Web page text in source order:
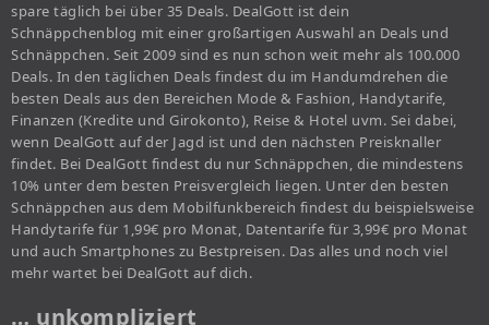
spare täglich bei über 35 Deals. DealGott ist dein
Schnäppchenblog mit einer großartigen Auswahl an Deals und
Schnäppchen. Seit 2009 sind es nun schon weit mehr als 100.000
Deals. In den täglichen Deals findest du im Handumdrehen die
besten Deals aus den Bereichen Mode & Fashion, Handytarife,
Finanzen (Kredite und Girokonto), Reise & Hotel uvm. Sei dabei,
wenn DealGott auf der Jagd ist und den nächsten Preisknaller
findet. Bei DealGott findest du nur Schnäppchen, die mindestens
10% unter dem besten Preisvergleich liegen. Unter den besten
Schnäppchen aus dem Mobilfunkbereich findest du beispielsweise
Handytarife für 1,99€ pro Monat, Datentarife für 3,99€ pro Monat
und auch Smartphones zu Bestpreisen. Das alles und noch viel
mehr wartet bei DealGott auf dich.
… unkompliziert